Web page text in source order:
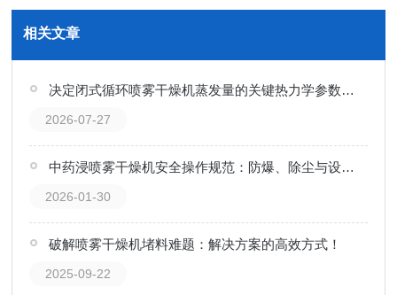
相关文章
决定闭式循环喷雾干燥机蒸发量的关键热力学参数解读
2026-07-27
中药浸喷雾干燥机安全操作规范：防爆、除尘与设备安全运行要点
2026-01-30
破解喷雾干燥机堵料难题：解决方案的高效方式！
2025-09-22